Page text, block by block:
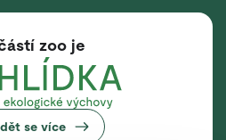
zoo je
se více